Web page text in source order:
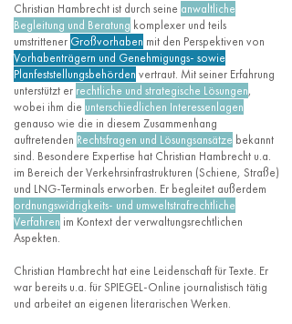
Christian Hambrecht ist durch seine anwaltliche
Begleitung und Beratung komplexer und teils
umstrittener Großvorhaben mit den Perspektiven von
Vorhabenträgern und Genehmigungs- sowie
Planfeststellungsbehörden vertraut. Mit seiner Erfahrung
unterstützt er rechtliche und strategische Lösungen,
wobei ihm die unterschiedlichen Interessenlagen
genauso wie die in diesem Zusammenhang
auftretenden Rechtsfragen und Lösungsansätze bekannt
sind. Besondere Expertise hat Christian Hambrecht u.a.
im Bereich der Verkehrsinfrastrukturen (Schiene, Straße)
und LNG-Terminals erworben. Er begleitet außerdem
ordnungswidrigkeits- und umweltstrafrechtliche
Verfahren im Kontext der verwaltungsrechtlichen
Aspekten.
Christian Hambrecht hat eine Leidenschaft für Texte. Er
war bereits u.a. für SPIEGEL-Online journalistisch tätig
und arbeitet an eigenen literarischen Werken.